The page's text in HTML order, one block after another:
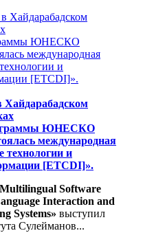
Хайдарабадском
ЮНЕСКО
международная
технологии и
[ETCDI]».
Software
Interaction and
Systems» выступил
Сулейманов...